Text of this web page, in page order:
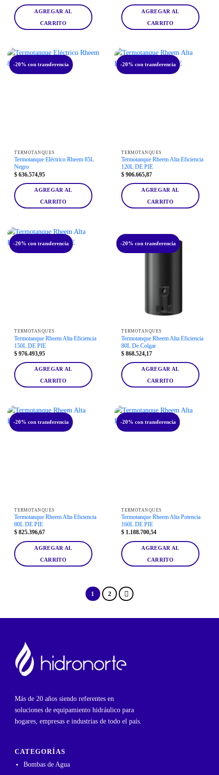
AGREGAR AL
CARRITO
AGREGAR AL
CARRITO
-20% con transferencia
TERMOTANQUES
Termotanque Eléctrico Rheem 85L
Negro
$ 636.574,95
AGREGAR AL
CARRITO
-20% con transferencia
TERMOTANQUES
Termotanque Rheem Alta Eficiencia
120L DE PIE
$ 906.665,87
AGREGAR AL
CARRITO
-20% con transferencia
TERMOTANQUES
Termotanque Rheem Alta Eficiencia
150L DE PIE
$ 976.493,95
AGREGAR AL
CARRITO
-20% con transferencia
TERMOTANQUES
Termotanque Rheem Alta Eficiencia
80L De Colgar
$ 868.524,17
AGREGAR AL
CARRITO
-20% con transferencia
TERMOTANQUES
Termotanque Rheem Alta Eficiencia
80L DE PIE
$ 825.396,67
AGREGAR AL
CARRITO
-20% con transferencia
TERMOTANQUES
Termotanque Rheem Alta Potencia
160L DE PIE
$ 1.188.700,54
AGREGAR AL
CARRITO
1 2
Más de 20 años siendo referentes en
soluciones de equipamiento hidráulico para
hogares, empresas e industrias de todo el país.
CATEGORÍAS
Bombas de Agua